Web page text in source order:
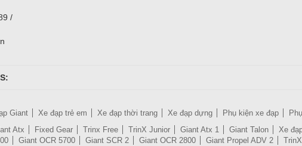
/
Giant Xe đạp trẻ em Xe đạp thời trang Xe đạp dựng Phụ kiện xe đạp
Atx Fixed Gear Trinx Free TrinX Junior Giant Atx 1 Giant Talon Xe
Giant OCR 5700 Giant SCR 2 Giant OCR 2800 Giant Propel ADV 2